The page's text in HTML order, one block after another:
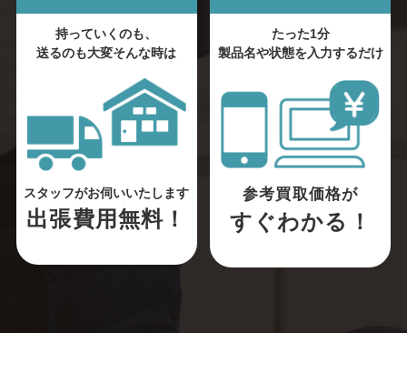
持っていくのも、
送るのも大変そんな時は
スタッフがお伺いいたします
出張費用無料！
たった1分
製品名や状態を入力するだけ
参考買取価格が
すぐわかる！